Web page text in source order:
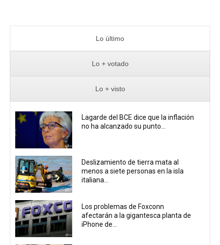
Lo último
Lo + votado
Lo + visto
Lagarde del BCE dice que la inflación
no ha alcanzado su punto...
Deslizamiento de tierra mata al
menos a siete personas en la isla
italiana...
Los problemas de Foxconn
afectarán a la gigantesca planta de
iPhone de...